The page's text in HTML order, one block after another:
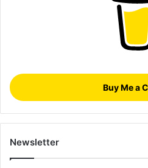
Buy Me a
Newsletter